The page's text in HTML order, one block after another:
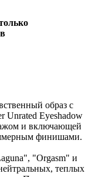
образ с
Unrated Eyeshadow
и включающей
финишами.
"Orgasm" и
теплых